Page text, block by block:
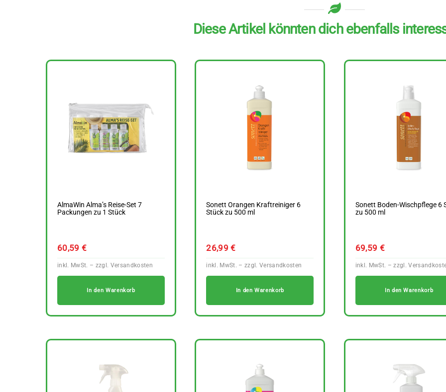
Diese Artikel könnten dich ebenfalls
AlmaWin Alma’s Reise-Set 7
Packungen zu 1 Stück
60,59€
In den Warenkorb
Sonett Orangen Kraftreiniger 6
Stück zu 500 ml
26,99€
In den Warenkorb
Sonett Boden-Wischpflege 6
zu 500 ml
69,59 €
In den Warenkorb